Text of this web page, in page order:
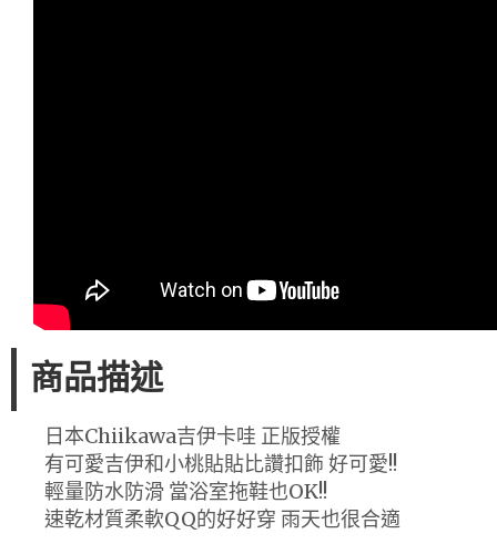
商品描述
日本Chiikawa吉伊卡哇 正版授權
有可愛吉伊和小桃貼貼比讚扣飾 好可愛!!
輕量防水防滑 當浴室拖鞋也OK!!
速乾材質柔軟QQ的好好穿 雨天也很合適